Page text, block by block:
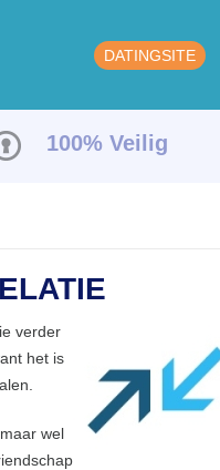
DATINGSITE
100% Veilig
verder
het is
wel